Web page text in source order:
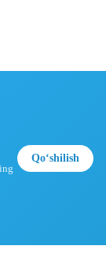
Qoʻshilish